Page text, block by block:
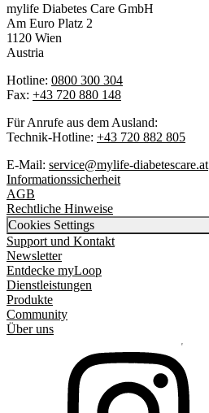
mylife Diabetes Care GmbH
Am Euro Platz 2
1120 Wien
Austria
Hotline: 0800 300 304
Fax: +43 720 880 148
Für Anrufe aus dem Ausland:
Technik-Hotline: +43 720 882 805
E-Mail: service@mylife-diabetescare.at
Informationssicherheit
AGB
Rechtliche Hinweise
Cookies Settings
Support und Kontakt
Newsletter
Entdecke myLoop
Dienstleistungen
Produkte
Community
Über uns